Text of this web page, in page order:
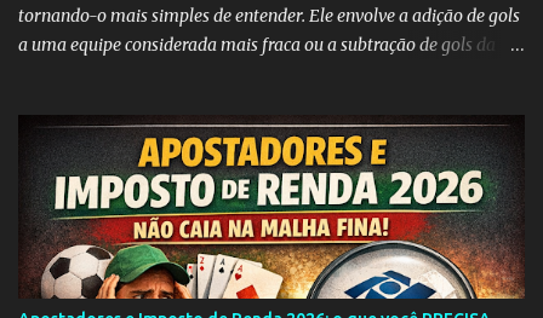
tornando-o mais simples de entender. Ele envolve a adição de gols
a uma equipe considerada mais fraca ou a subtração de gols da
tornando-os mais atraentes para os apostadores. Aqui estão
alguns dos tipos mais comuns de Handicap Europeu no mercado
de apostas: Handicap Europeu +1: Nesta aposta, uma equipe é
considerada com uma vantagem de 1 gol antes mesmo do início do
jogo. Isso significa que, se a equipe perder por um gol de diferença,
a aposta é vencedora. Se houver um empate ou se a equipe ganhar,
a aposta também é vencedora. Handicap Europeu +2: Semelhante